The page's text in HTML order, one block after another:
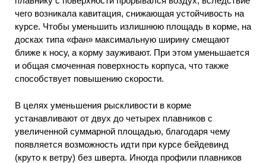
чего возникала кавитация, снижающая устойчивость на
курсе. Чтобы уменьшить излишнюю площадь в корме, на
досках типа «фан» максимальную ширину смещают
ближе к носу, а корму зауживают. При этом уменьшается
и общая смоченная поверхность корпуса, что также
способствует повышению скорости.
В целях уменьшения рыскливости в корме
устанавливают от двух до четырех плавников с
увеличенной суммарной площадью, благодаря чему
появляется возможность идти при курсе бейдевинд
(круто к ветру) без шверта. Иногда профили плавников